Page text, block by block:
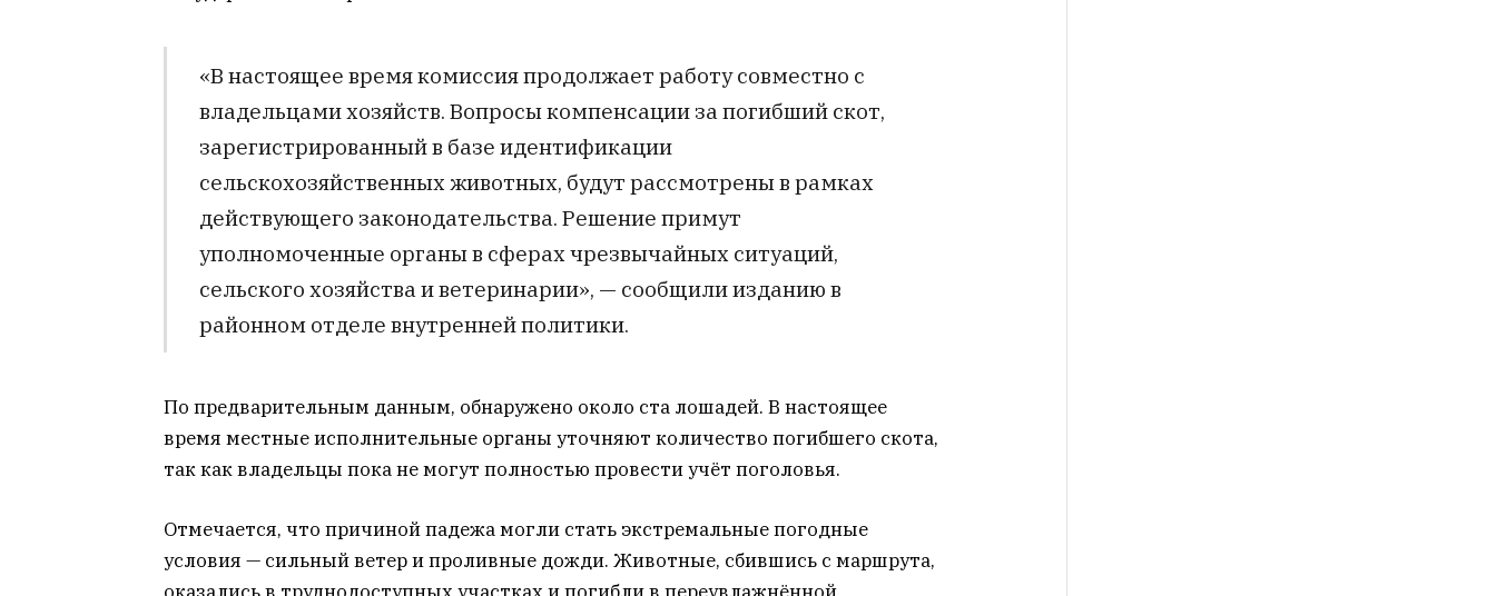
«В настоящее время комиссия продолжает работу совместно с
владельцами хозяйств. Вопросы компенсации за погибший скот,
зарегистрированный в базе идентификации
сельскохозяйственных животных, будут рассмотрены в рамках
действующего законодательства. Решение примут
уполномоченные органы в сферах чрезвычайных ситуаций,
сельского хозяйства и ветеринарии», — сообщили изданию в
районном отделе внутренней политики.
По предварительным данным, обнаружено около ста лошадей. В настоящее
время местные исполнительные органы уточняют количество погибшего скота,
так как владельцы пока не могут полностью провести учёт поголовья.
Отмечается, что причиной падежа могли стать экстремальные погодные
условия — сильный ветер и проливные дожди. Животные, сбившись с маршрута,